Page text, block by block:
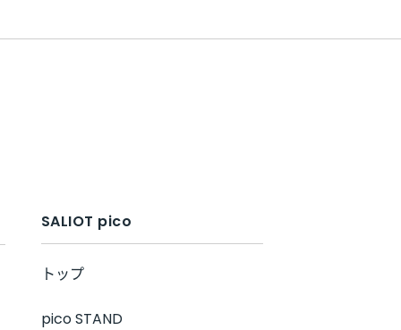
SALIOT pico
トップ
pico STAND